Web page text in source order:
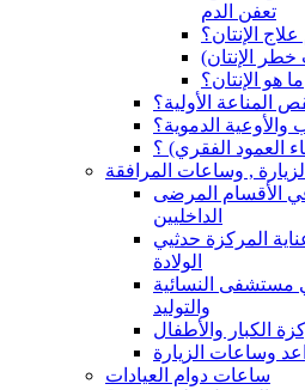
تعفن الدم
الإنتان؟
الإنتان
ما هو الإنتان؟
المناعة الأولية؟
الدموية؟
العمود الفقري) ؟
, وساعات المرافقة
الأقسام المرضى
الداخليين
المركزة حدثيي
الولادة
مستشفى النسائية
والتوليد
الكبار والأطفال
وساعات الزيارة
ساعات دوام العيادات